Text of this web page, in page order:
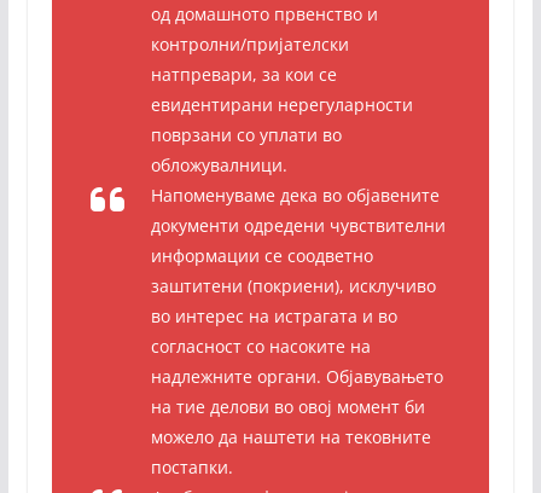
од домашното првенство и
контролни/пријателски
натпревари, за кои се
евидентирани нерегуларности
поврзани со уплати во
обложувалници.
Напоменуваме дека во објавените
документи одредени чувствителни
информации се соодветно
заштитени (покриени), исклучиво
во интерес на истрагата и во
согласност со насоките на
надлежните органи. Објавувањето
на тие делови во овој момент би
можело да наштети на тековните
постапки.